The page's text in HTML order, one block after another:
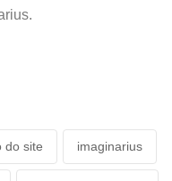
do site imaginarius